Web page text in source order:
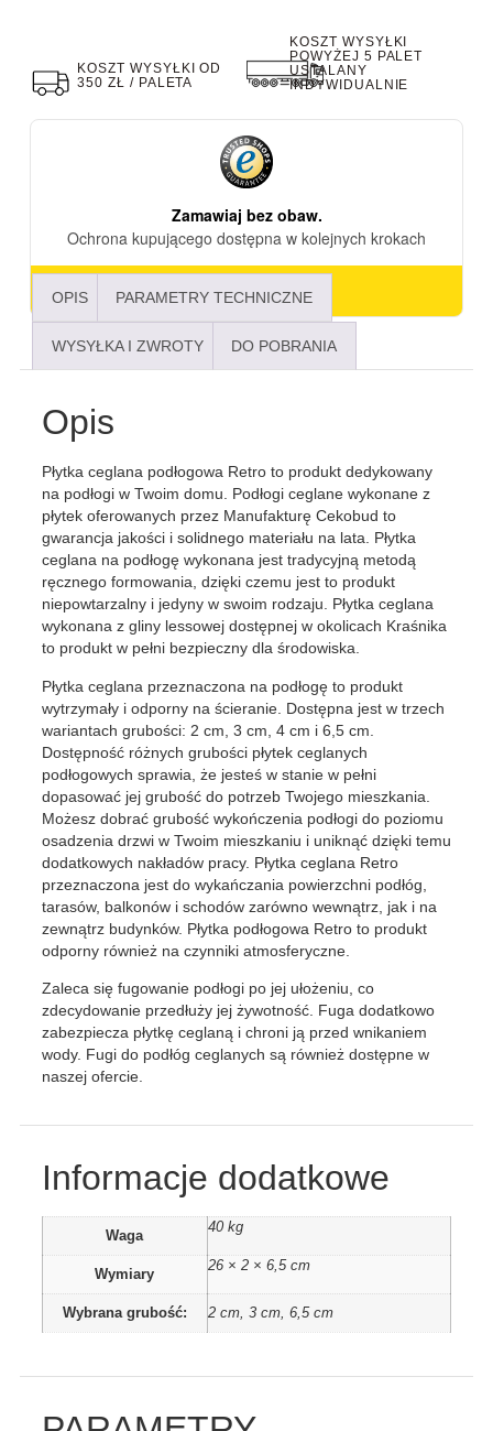
KOSZT WYSYŁKI OD
350 ZŁ / PALETA
KOSZT WYSYŁKI
POWYŻEJ 5 PALET
USTALANY
INDYWIDUALNIE
OPIS PARAMETRY TECHNICZNE
WYSYŁKA I ZWROTY DO POBRANIA
Opis
Płytka ceglana podłogowa Retro to produkt dedykowany
na podłogi w Twoim domu. Podłogi ceglane wykonane z
płytek oferowanych przez Manufakturę Cekobud to
gwarancja jakości i solidnego materiału na lata. Płytka
ceglana na podłogę wykonana jest tradycyjną metodą
ręcznego formowania, dzięki czemu jest to produkt
niepowtarzalny i jedyny w swoim rodzaju. Płytka ceglana
wykonana z gliny lessowej dostępnej w okolicach Kraśnika
to produkt w pełni bezpieczny dla środowiska.
Płytka ceglana przeznaczona na podłogę to produkt
wytrzymały i odporny na ścieranie. Dostępna jest w trzech
wariantach grubości: 2 cm, 3 cm, 4 cm i 6,5 cm.
Dostępność różnych grubości płytek ceglanych
podłogowych sprawia, że jesteś w stanie w pełni
dopasować jej grubość do potrzeb Twojego mieszkania.
Możesz dobrać grubość wykończenia podłogi do poziomu
osadzenia drzwi w Twoim mieszkaniu i uniknąć dzięki temu
dodatkowych nakładów pracy. Płytka ceglana Retro
przeznaczona jest do wykańczania powierzchni podłóg,
tarasów, balkonów i schodów zarówno wewnątrz, jak i na
zewnątrz budynków. Płytka podłogowa Retro to produkt
odporny również na czynniki atmosferyczne.
Zaleca się fugowanie podłogi po jej ułożeniu, co
zdecydowanie przedłuży jej żywotność. Fuga dodatkowo
zabezpiecza płytkę ceglaną i chroni ją przed wnikaniem
wody. Fugi do podłóg ceglanych są również dostępne w
naszej ofercie.
Informacje dodatkowe
Waga
40 kg
Wymiary
26 × 2 × 6,5 cm
Wybrana grubość: 2 cm, 3 cm, 6,5 cm